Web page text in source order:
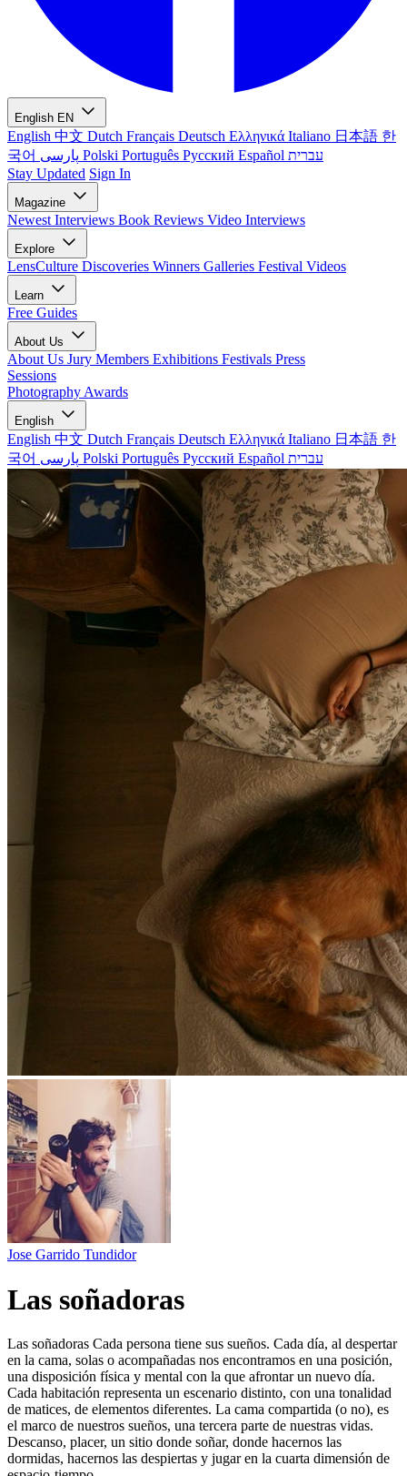
English EN
English 中文 Dutch Français Deutsch Ελληνικά Italiano 日本語 한
국어
Polski Português Русский Español עברית
Stay Updated Sign In
Magazine
Newest Interviews Book Reviews Video Interviews
Explore
LensCulture Discoveries Winners Galleries Festival Videos
Learn
Free Guides
About Us
About Us Jury Members Exhibitions Festivals Press
Sessions
Photography Awards
English
English 中文 Dutch Français Deutsch Ελληνικά Italiano 日本語 한
국어
Polski Português Русский Español עברית
Jose Garrido Tundidor
Las soñadoras
Las soñadoras Cada persona tiene sus sueños. Cada día, al despertar
en la cama, solas o acompañadas nos encontramos en una posición,
una disposición física y mental con la que afrontar un nuevo día.
Cada habitación representa un escenario distinto, con una tonalidad
de matices, de elementos diferentes. La cama compartida (o no), es
el marco de nuestros sueños, una tercera parte de nuestras vidas.
Descanso, placer, un sitio donde soñar, donde hacernos las
dormidas, hacernos las despiertas y jugar en la cuarta dimensión de